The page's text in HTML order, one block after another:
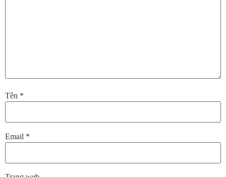
Tên *
Email *